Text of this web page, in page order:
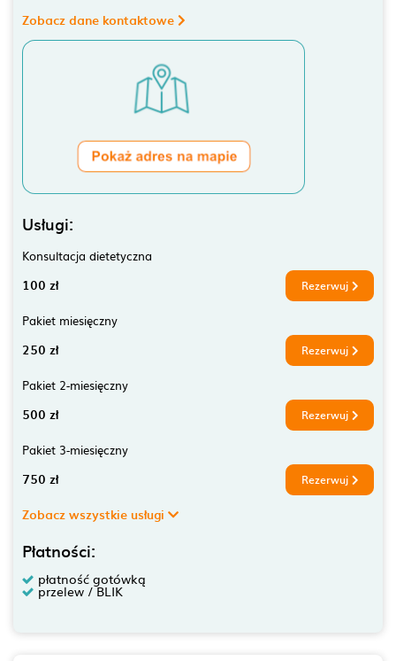
Zobacz dane kontaktowe
Usługi:
Konsultacja dietetyczna
100 zł Rezerwuj
Pakiet miesięczny
250 zł Rezerwuj
Pakiet 2-miesięczny
500 zł Rezerwuj
Pakiet 3-miesięczny
750 zł Rezerwuj
Zobacz wszystkie usługi
Płatności:
płatność gotówką
przelew / BLIK